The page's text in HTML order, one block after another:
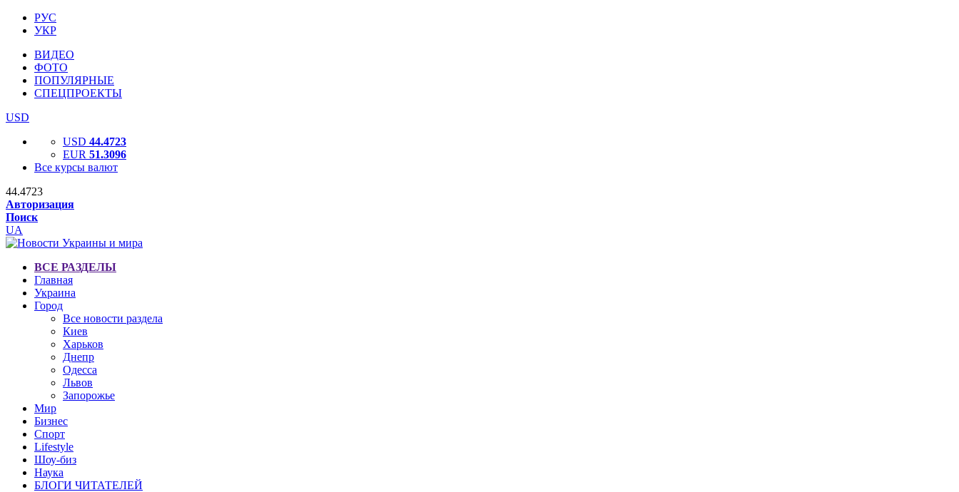
РУС
УКР
ВИДЕО
ФОТО
ПОПУЛЯРНЫЕ
СПЕЦПРОЕКТЫ
USD
USD 44.4723
EUR 51.3096
Все курсы валют
44.4723
Авторизация
Поиск
UA
ВСЕ РАЗДЕЛЫ
Главная
Украина
Город
Все новости раздела
Киев
Харьков
Днепр
Одесса
Львов
Запорожье
Мир
Бизнес
Спорт
Lifestyle
Шоу-биз
Наука
БЛОГИ ЧИТАТЕЛЕЙ